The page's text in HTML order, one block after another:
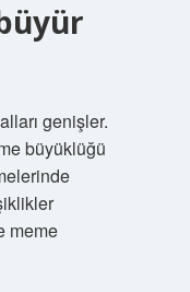
genişler.
büyüklüğü
meme